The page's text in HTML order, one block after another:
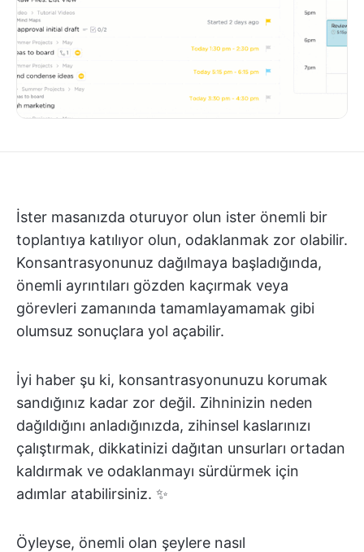
İster masanızda oturuyor olun ister önemli bir
toplantıya katılıyor olun, odaklanmak zor olabilir.
Konsantrasyonunuz dağılmaya başladığında,
önemli ayrıntıları gözden kaçırmak veya
görevleri zamanında tamamlayamamak gibi
olumsuz sonuçlara yol açabilir.
İyi haber şu ki, konsantrasyonunuzu korumak
sandığınız kadar zor değil. Zihninizin neden
dağıldığını anladığınızda, zihinsel kaslarınızı
çalıştırmak, dikkatinizi dağıtan unsurları ortadan
kaldırmak ve odaklanmayı sürdürmek için
adımlar atabilirsiniz. ✨
Öyleyse, önemli olan şeylere nasıl